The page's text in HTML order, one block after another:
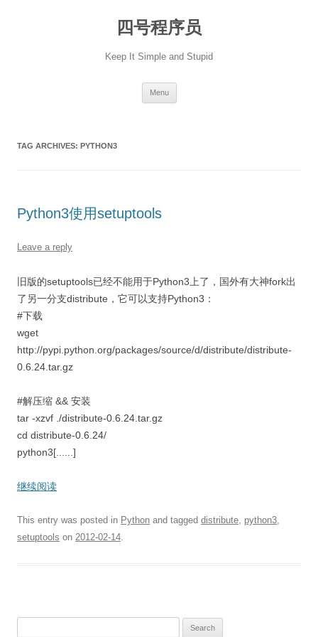
四号程序员
Keep It Simple and Stupid
Menu
TAG ARCHIVES: PYTHON3
Python3使用setuptools
Leave a reply
旧版的setuptools已经不能用于Python3上了，国外有大神fork出
了另一分支distribute，它可以支持Python3：
#下载
wget
http://pypi.python.org/packages/source/d/distribute/distribute-
0.6.24.tar.gz
#解压缩 && 安装
tar -xzvf ./distribute-0.6.24.tar.gz
cd distribute-0.6.24/
python3[......]
继续阅读
This entry was posted in Python and tagged distribute, python3,
setuptools on 2012-02-14.